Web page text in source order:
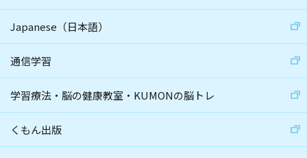
Japanese（日本語）
通信学習
学習療法・脳の健康教室・KUMONの脳トレ
くもん出版